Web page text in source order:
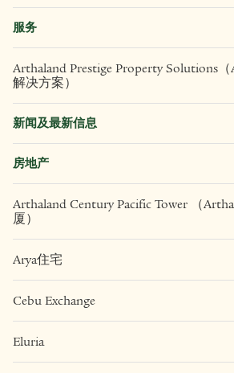
服务
Arthaland Prestige Property Solutions
解决方案）
新闻及最新信息
房地产
Arthaland Century Pacific Tower （
厦）
Arya住宅
Cebu Exchange
Eluria